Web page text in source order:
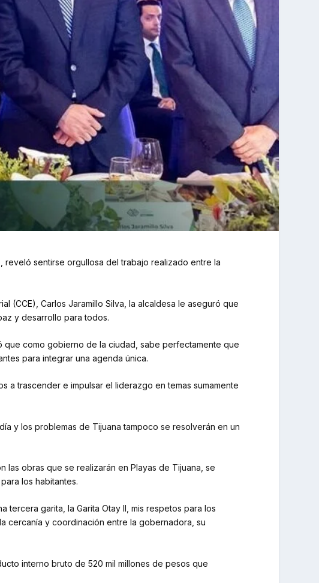
reveló sentirse orgullosa del trabajo realizado entre la
(CCE), Carlos Jaramillo Silva, la alcaldesa le aseguró que
y desarrollo para todos.
que como gobierno de la ciudad, sabe perfectamente que
para integrar una agenda única.
a trascender e impulsar el liderazgo en temas sumamente
y los problemas de Tijuana tampoco se resolverán en un
obras que se realizarán en Playas de Tijuana, se
los habitantes.
tercera garita, la Garita Otay ll, mis respetos para los
cercanía y coordinación entre la gobernadora, su
interno bruto de 520 mil millones de pesos que